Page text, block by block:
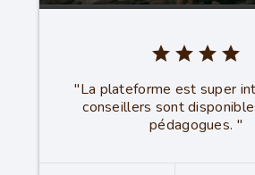
star star star star
"La plateforme est super
conseillers sont
pédagogues. "